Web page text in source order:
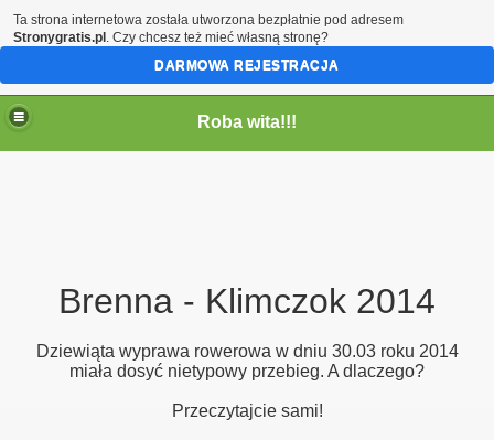
Roba wita!!!
Brenna - Klimczok 2014
Dziewiąta wyprawa rowerowa w dniu 30.03 roku 2014
miała dosyć nietypowy przebieg. A dlaczego?
Przeczytajcie sami!
Ta strona internetowa została utworzona bezpłatnie pod adresem
Stronygratis.pl . Czy chcesz też mieć własną stronę?
DARMOWA REJESTRACJA